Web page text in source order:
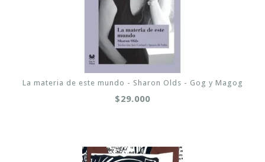
La materia de este mundo - Sharon Olds - Gog y Magog
$29.000